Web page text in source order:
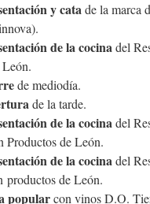
y catade la marca
de la cocinadel
de mediodía.
de la tarde.
de la cocinadel
Productos de León.
de la cocinadel
productos de León.
popularcon vinos D.O.